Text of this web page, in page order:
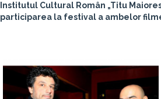
Institutul Cultural Român „Titu
participarea la festival a ambelor